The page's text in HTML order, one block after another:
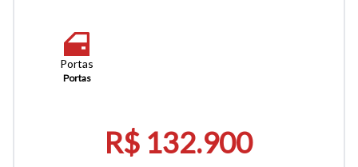
Portas
Portas
R$ 132.900